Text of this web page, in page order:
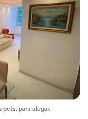
pets, para alugar.